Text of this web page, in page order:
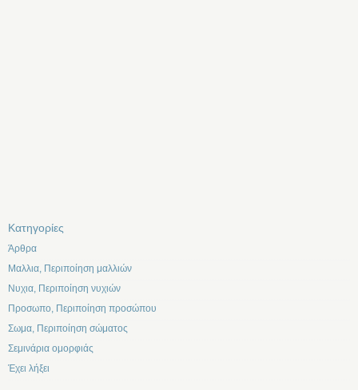
Kατηγορίες
Άρθρα
Μαλλια, Περιποίηση μαλλιών
Νυχια, Περιποίηση νυχιών
Προσωπο, Περιποίηση προσώπου
Σωμα, Περιποίηση σώματος
Σεμινάρια ομορφιάς
Έχει λήξει